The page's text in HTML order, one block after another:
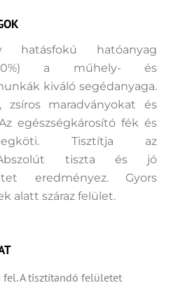
hatóanyag
a műhely- és
kiváló segédanyaga.
zsíros maradványokat és
egészségkárosító fék és
Tisztítja az
Abszolút tiszta és jó
eredményez. Gyors
alatt száraz felület.
A tisztítandó felületet